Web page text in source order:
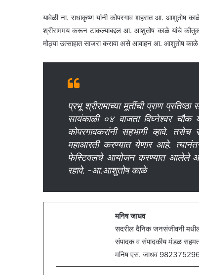
यावेळी ना. राधाकृष्ण यांनी कोपरगाव शहरात आ. आशुतोष काळे
श्रीराममय करून टाकल्याबद्दल आ. आशुतोष काळे यांचे कौतुक
मोठ्या उत्साहात साजरा करावा असे आवाहन आ. आशुतोष
प्रभू श्रीरामाच्या मूर्तीची प्राण
सायंकाळी ०४ वाजता विघ्नेश्वर
कोपरगावकरांनी सहभागी व्हावे. तसेच
महाआरती करण्यात येणार आहे.
फेस्टिवलचे आयोजन करण्यात आलेले आहे.
रहावे. -आ.आशुतोष काळे
मनिष जाधव
सदरील दैनिक जनसंजीवनी मधील
संपादक व संपादकीय मंडळ सहमत
मनिष एस. जाधव